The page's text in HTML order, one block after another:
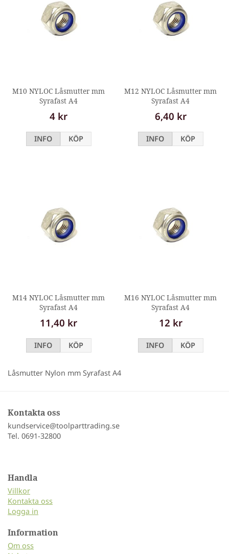
M10 NYLOC Låsmutter mm
Syrafast A4
4 kr
INFO KÖP
M12 NYLOC Låsmutter mm
Syrafast A4
6,40 kr
INFO KÖP
M14 NYLOC Låsmutter mm
Syrafast A4
11,40 kr
INFO KÖP
M16 NYLOC Låsmutter mm
Syrafast A4
12 kr
INFO KÖP
Låsmutter Nylon mm Syrafast A4
Kontakta oss
kundservice@toolparttrading.se
Tel. 0691-32800
Handla
Villkor
Kontakta oss
Logga in
Information
Om oss